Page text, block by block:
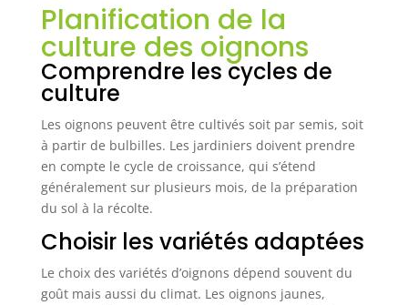
Planification de la
culture des oignons
Comprendre les cycles de
culture
Les oignons peuvent être cultivés soit par semis, soit
à partir de bulbilles. Les jardiniers doivent prendre
en compte le cycle de croissance, qui s’étend
généralement sur plusieurs mois, de la préparation
du sol à la récolte.
Choisir les variétés adaptées
Le choix des variétés d’oignons dépend souvent du
goût mais aussi du climat. Les oignons jaunes,